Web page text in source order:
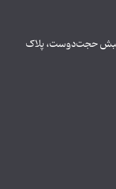
نبش حجت‌دوست، پلاک